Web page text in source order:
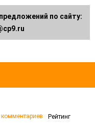
комментариев
Рейтинг
по сайту: